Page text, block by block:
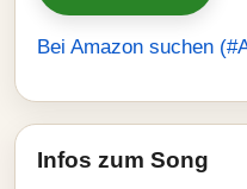
Bei Amazon suchen
Infos zum Song